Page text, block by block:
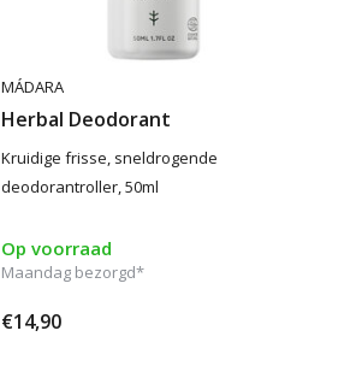
MÁDARA
Herbal Deodorant
Kruidige frisse, sneldrogende
deodorantroller, 50ml
Op voorraad
Maandag bezorgd*
€14,90